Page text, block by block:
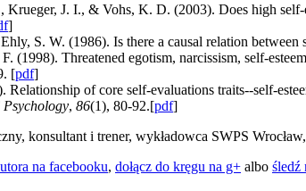
J. I., & Vohs, K. D. (2003). Does high
]
S. W. (1986). Is there a causal relation between
(1998). Threatened egotism, narcissism, self-
[pdf]
of core self-evaluations traits--self-
, 86(1), 80-92.[pdf]
konsultant i trener, wykładowca SWPS
na facebooku, dołącz do kręgu na g+ albo śledź